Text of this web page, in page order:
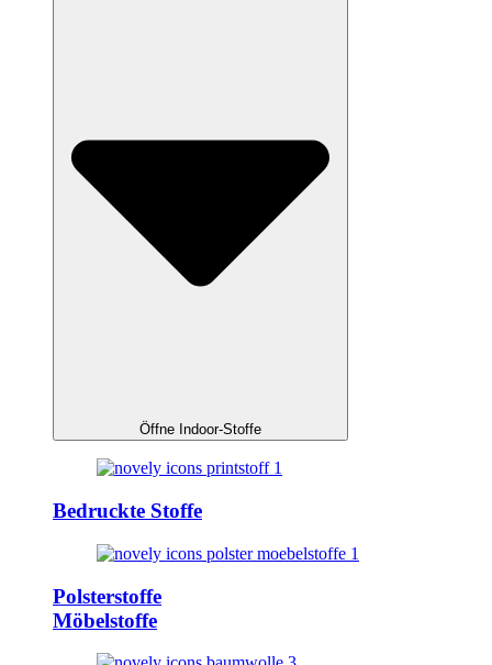
Öffne Indoor-Stoffe
Bedruckte Stoffe
Polsterstoffe
Möbelstoffe